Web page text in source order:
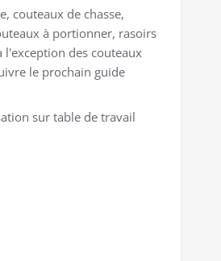
couteaux de chasse,
à portionner, rasoirs
des couteaux
le prochain guide
sur table de travail